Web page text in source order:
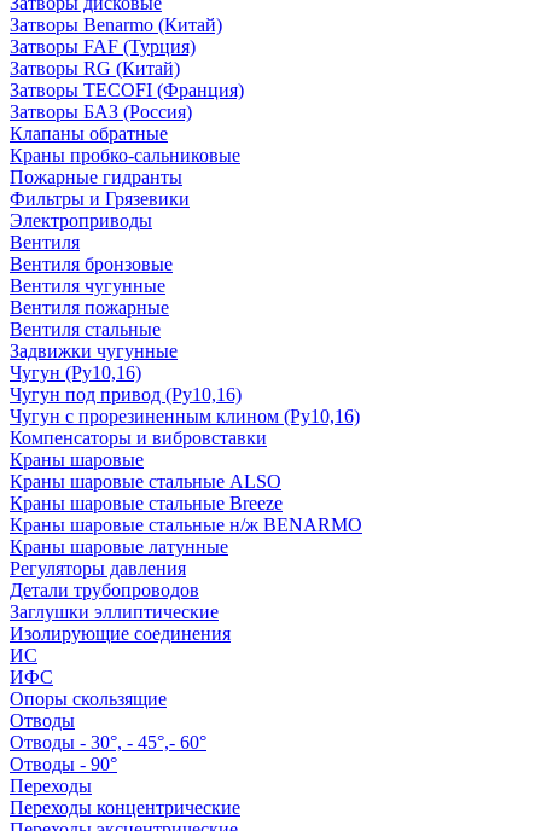
Затворы Benarmo (Китай)
Затворы FAF (Турция)
Затворы RG (Китай)
Затворы TECOFI (Франция)
Затворы БАЗ (Россия)
Клапаны обратные
Краны пробко-сальниковые
Пожарные гидранты
Фильтры и Грязевики
Электроприводы
Вентиля
Вентиля бронзовые
Вентиля чугунные
Вентиля пожарные
Вентиля стальные
Задвижки чугунные
Чугун (Ру10,16)
Чугун под привод (Ру10,16)
Чугун с прорезиненным клином (Ру10,16)
Компенсаторы и вибровставки
Краны шаровые
Краны шаровые стальные ALSO
Краны шаровые стальные Breeze
Краны шаровые стальные н/ж BENARMO
Краны шаровые латунные
Регуляторы давления
Детали трубопроводов
Заглушки эллиптические
Изолирующие соединения
ИС
ИФС
Опоры скользящие
Отводы
Отводы - 30°, - 45°,- 60°
Отводы - 90°
Переходы
Переходы концентрические